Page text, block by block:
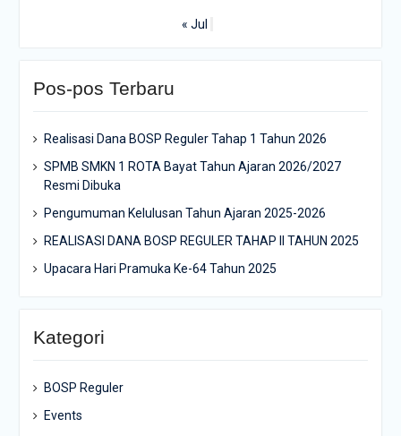
« Jul
Pos-pos Terbaru
Realisasi Dana BOSP Reguler Tahap 1 Tahun 2026
SPMB SMKN 1 ROTA Bayat Tahun Ajaran 2026/2027
Resmi Dibuka
Pengumuman Kelulusan Tahun Ajaran 2025-2026
REALISASI DANA BOSP REGULER TAHAP II TAHUN 2025
Upacara Hari Pramuka Ke-64 Tahun 2025
Kategori
BOSP Reguler
Events